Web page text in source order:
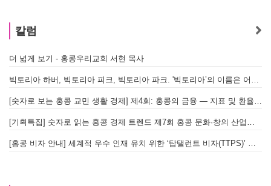
칼럼
더 넓게 보기 - 홍콩우리교회 서현 목사